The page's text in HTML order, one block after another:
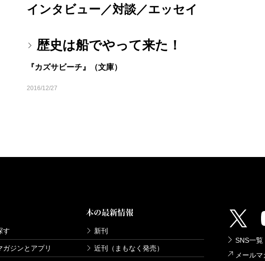
インタビュー／対談／エッセイ
歴史は船でやって来た！
『カズサビーチ』（文庫）
2016/12/27
す
ガジンとアプリ
本の最新情報
新刊
近刊（まもなく発売）
SNS一覧
メール